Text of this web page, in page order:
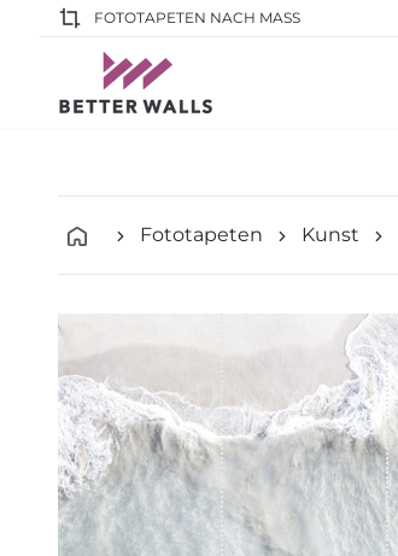
FOTOTAPETEN NACH MASS
Fototapeten Kunst